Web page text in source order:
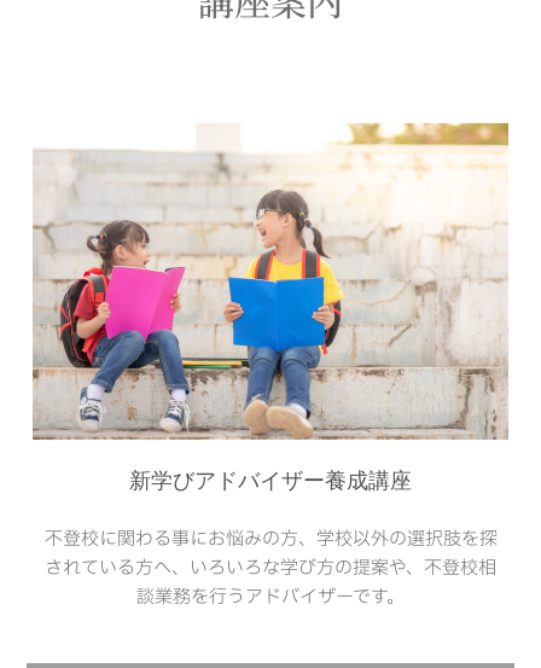
新学びアドバイザー養成講座
不登校に関わる事にお悩みの方、学校以外の選択肢を探
されている方へ、いろいろな学び方の提案や、不登校相
談業務を行うアドバイザーです。